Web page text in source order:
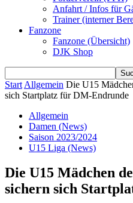
Anfahrt / Infos für
Trainer (interner
Fanzone
Fanzone (Übersicht)
DJK Shop
Start Allgemein Die U15
sich Startplatz für DM-Endrunde
Allgemein
Damen (News)
Saison 2023/2024
U15 Liga (News)
Die U15 Mädchen
sichern sich